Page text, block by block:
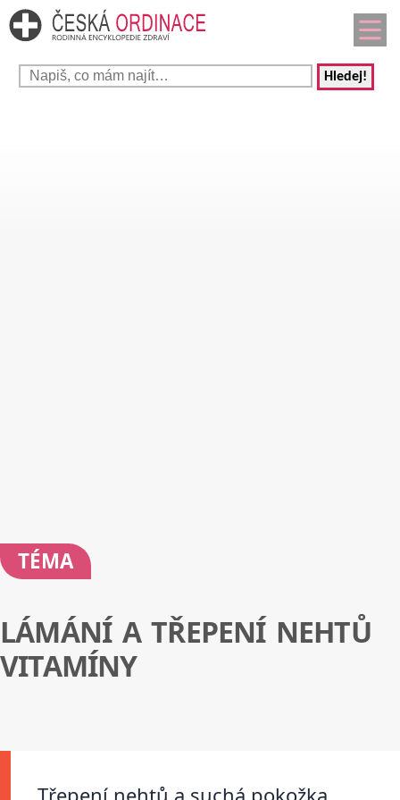
Hledej!
TÉMA
LÁMÁNÍ A TŘEPENÍ NEHTŮ
VITAMÍNY